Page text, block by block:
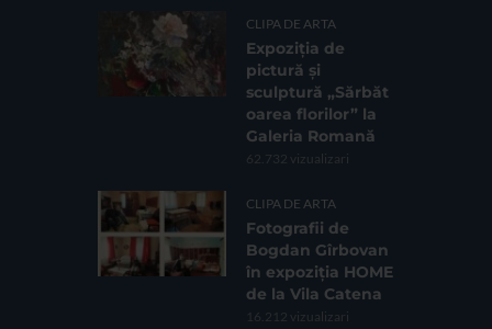
CLIPA DE ARTA
Expoziția de
pictură și
sculptură „Sărbăt
oarea florilor” la
Galeria Romană
62.732 vizualizari
CLIPA DE ARTA
Fotografii de
Bogdan Gîrbovan
în expoziția HOME
de la Vila Catena
16.212 vizualizari